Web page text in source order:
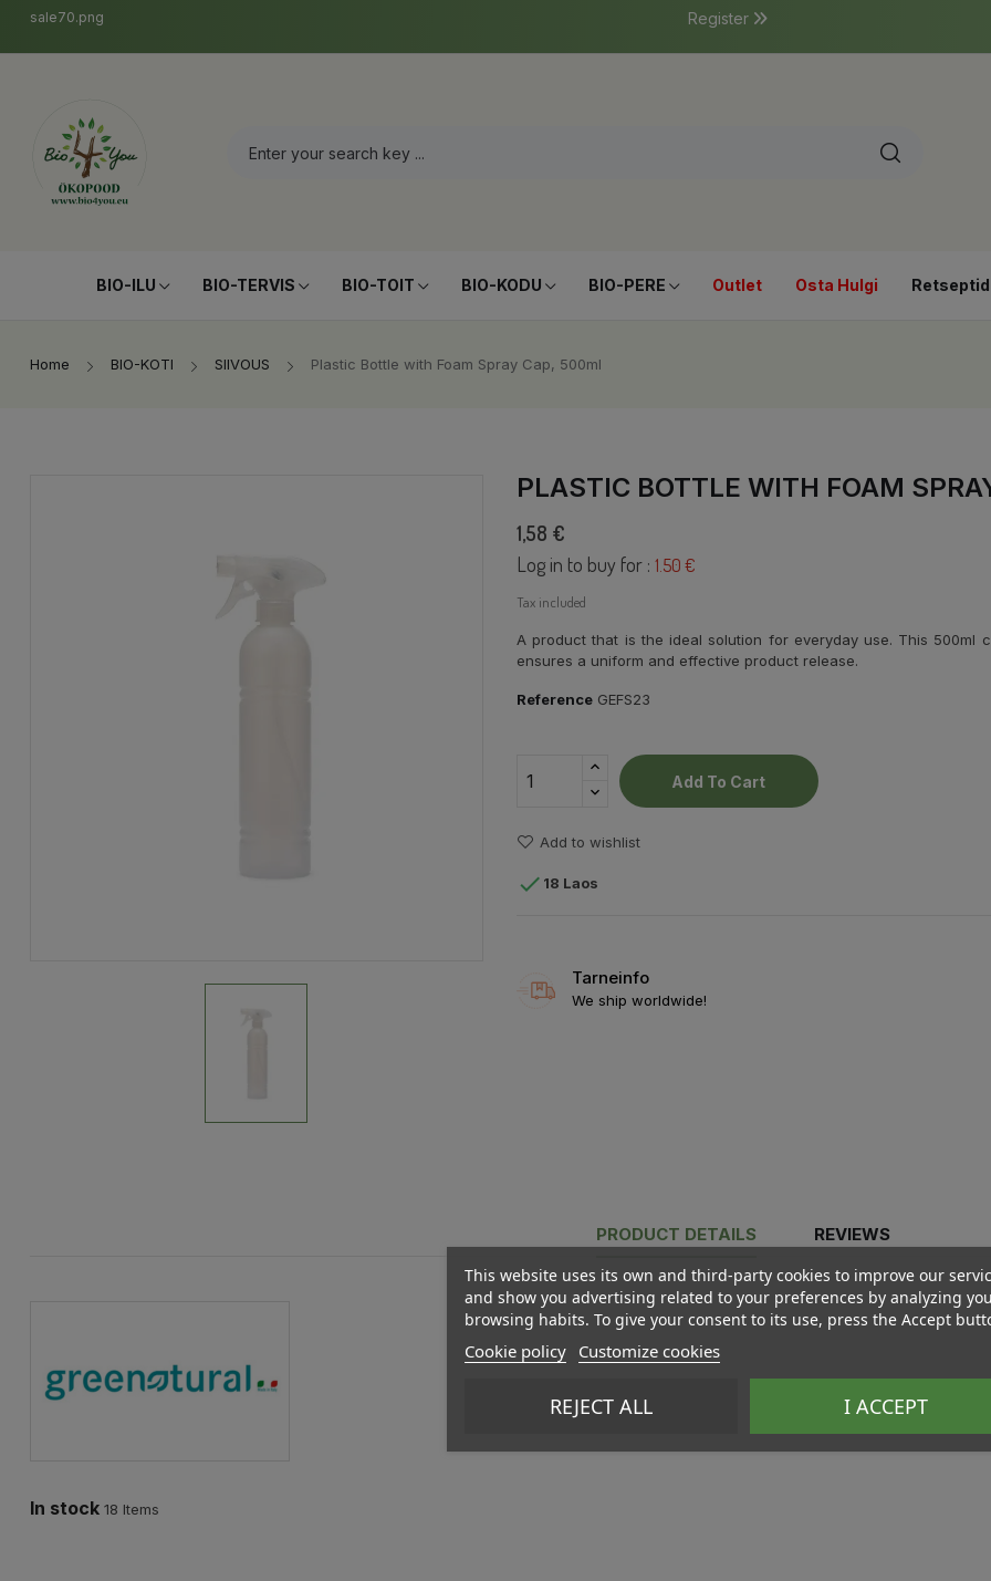
sale70.png Register
BIO-ILU BIO-TERVIS BIO-TOIT BIO-KODU BIO-PERE Outlet Osta Hulgi Retseptid
Home BIO-KOTI SIIVOUS Plastic Bottle with Foam Spray Cap, 500ml
PLASTIC BOTTLE WITH FOAM
1,58 €
Log in to buy for : 1.50 €
Tax included
A product that is the ideal solution for everyday use. This
ensures a uniform and effective product release.
Reference GEFS23
Add To Cart
Add to wishlist
 18 Laos
Tarneinfo
We ship worldwide!
PRODUCT DETAILS REVIEWS
In stock 18 Items
This website uses its own and third-party cookies to improve our
and show you advertising related to your preferences by analyzing
browsing habits. To give your consent to its use, press the Accept
Cookie policy Customize cookies
REJECT ALL I ACCEPT